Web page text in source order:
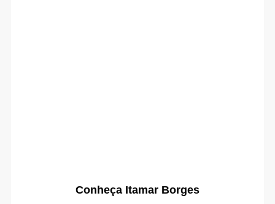
Conheça Itamar Borges